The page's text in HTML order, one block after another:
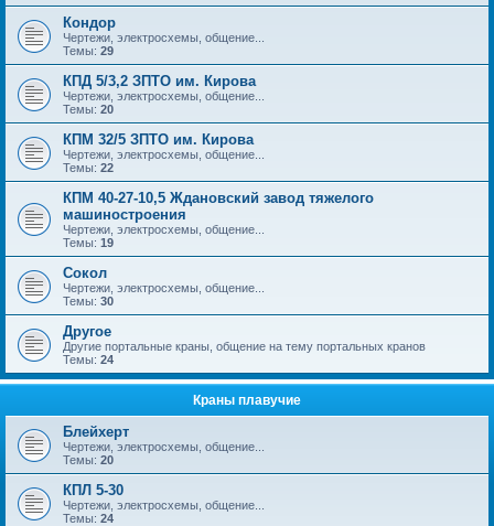
Кондор
Чертежи, электросхемы, общение...
Темы: 29
КПД 5/3,2 ЗПТО им. Кирова
Чертежи, электросхемы, общение...
Темы: 20
КПМ 32/5 ЗПТО им. Кирова
Чертежи, электросхемы, общение...
Темы: 22
КПМ 40-27-10,5 Ждановский завод тяжелого
машиностроения
Чертежи, электросхемы, общение...
Темы: 19
Сокол
Чертежи, электросхемы, общение...
Темы: 30
Другое
Другие портальные краны, общение на тему портальных кранов
Темы: 24
Краны плавучие
Блейхерт
Чертежи, электросхемы, общение...
Темы: 20
КПЛ 5-30
Чертежи, электросхемы, общение...
Темы: 24